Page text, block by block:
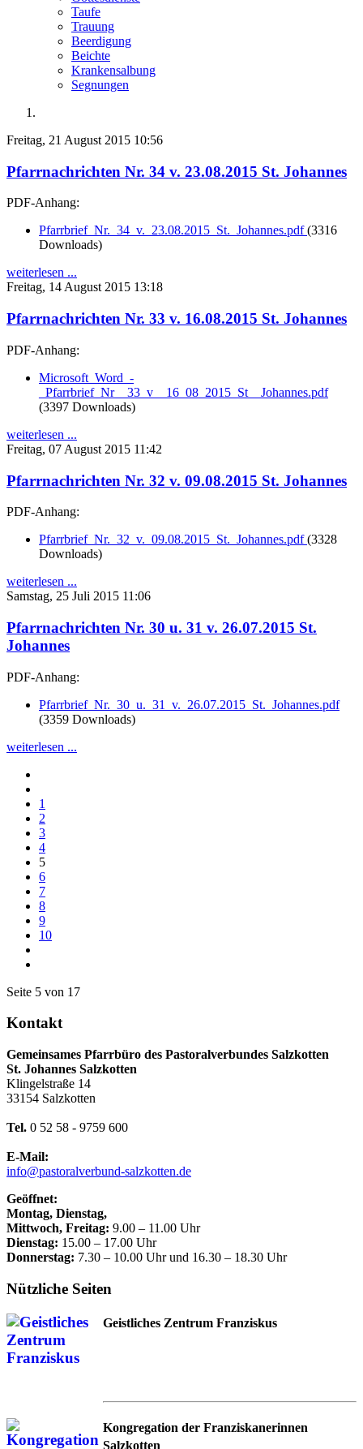
Taufe
Trauung
Beerdigung
Beichte
Krankensalbung
Segnungen
Freitag, 21 August 2015 10:56
Pfarrnachrichten Nr. 34 v. 23.08.2015 St. Johannes
PDF-Anhang:
Pfarrbrief_Nr._34_v._23.08.2015_St._Johannes.pdf(3316
Downloads)
weiterlesen ...
Freitag, 14 August 2015 13:18
Pfarrnachrichten Nr. 33 v. 16.08.2015 St. Johannes
PDF-Anhang:
Microsoft_Word_-
_Pfarrbrief_Nr__33_v__16_08_2015_St__Johannes.pdf
(3397 Downloads)
weiterlesen ...
Freitag, 07 August 2015 11:42
Pfarrnachrichten Nr. 32 v. 09.08.2015 St. Johannes
PDF-Anhang:
Pfarrbrief_Nr._32_v._09.08.2015_St._Johannes.pdf(3328
Downloads)
weiterlesen ...
Samstag, 25 Juli 2015 11:06
Pfarrnachrichten Nr. 30 u. 31 v. 26.07.2015 St.
Johannes
PDF-Anhang:
Pfarrbrief_Nr._30_u._31_v._26.07.2015_St._Johannes.pdf
(3359 Downloads)
weiterlesen ...
1
2
3
4
5
6
7
8
9
10
Seite 5 von 17
Kontakt
Gemeinsames Pfarrbüro des Pastoralverbundes Salzkotten
St. Johannes Salzkotten
Klingelstraße 14
33154 Salzkotten
Tel. 0 52 58 - 9759 600
E-Mail:
info@pastoralverbund-salzkotten.de
Geöffnet:
Montag, Dienstag,
Mittwoch, Freitag: 9.00 – 11.00 Uhr
Dienstag: 15.00 – 17.00 Uhr
Donnerstag: 7.30 – 10.00 Uhr und 16.30 – 18.30 Uhr
Nützliche Seiten
Geistliches Zentrum Franziskus
Kongregation der Franziskanerinnen
Salzkotten